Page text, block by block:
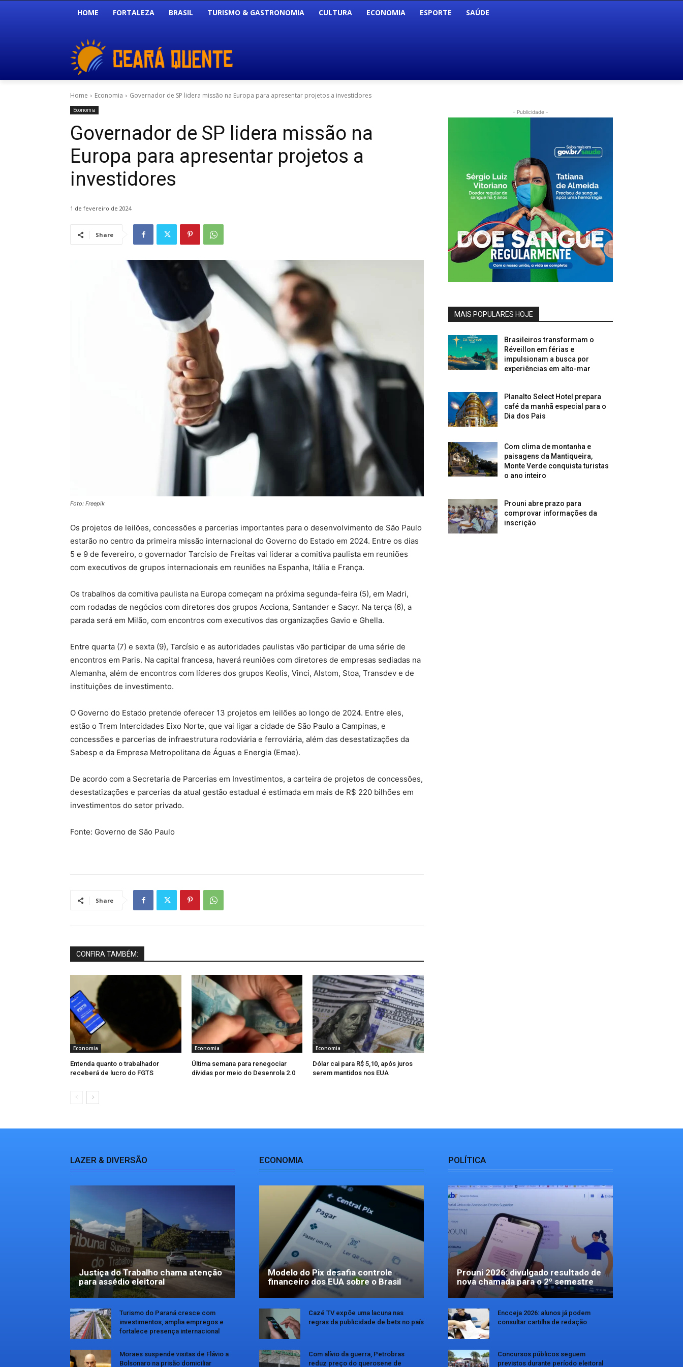
HOME FORTALEZA BRASIL TURISMO & GASTRONOMIA CULTURA ECONOMIA ESPORTE SAÚDE
Home Economia Governador de SP lidera missão na Europa para apresentar projetos a investidores
Economia
Governador de SP lidera missão na
Europa para apresentar projetos a
investidores
1 de fevereiro de 2024
Share
Foto: Freepik
Os projetos de leilões, concessões e parcerias importantes para o desenvolvimento de São Paulo
estarão no centro da primeira missão internacional do Governo do Estado em 2024. Entre os dias
5 e 9 de fevereiro, o governador Tarcísio de Freitas vai liderar a comitiva paulista em reuniões
com executivos de grupos internacionais em reuniões na Espanha, Itália e França.
Os trabalhos da comitiva paulista na Europa começam na próxima segunda-feira (5), em Madri,
com rodadas de negócios com diretores dos grupos Acciona, Santander e Sacyr. Na terça (6), a
parada será em Milão, com encontros com executivos das organizações Gavio e Ghella.
Entre quarta (7) e sexta (9), Tarcísio e as autoridades paulistas vão participar de uma série de
encontros em Paris. Na capital francesa, haverá reuniões com diretores de empresas sediadas na
Alemanha, além de encontros com líderes dos grupos Keolis, Vinci, Alstom, Stoa, Transdev e de
instituições de investimento.
O Governo do Estado pretende oferecer 13 projetos em leilões ao longo de 2024. Entre eles,
estão o Trem Intercidades Eixo Norte, que vai ligar a cidade de São Paulo a Campinas, e
concessões e parcerias de infraestrutura rodoviária e ferroviária, além das desestatizações da
Sabesp e da Empresa Metropolitana de Águas e Energia (Emae).
De acordo com a Secretaria de Parcerias em Investimentos, a carteira de projetos de concessões,
desestatizações e parcerias da atual gestão estadual é estimada em mais de R$ 220 bilhões em
investimentos do setor privado.
Fonte: Governo de São Paulo
Share
CONFIRA TAMBÉM:
Economia
Entenda quanto o trabalhador
receberá de lucro do FGTS
Economia
Última semana para renegociar
dívidas por meio do Desenrola 2.0
Economia
Dólar cai para R$ 5,10, após juros
serem mantidos nos EUA
- Publicidade -
MAIS POPULARES HOJE
Brasileiros transformam o
Réveillon em férias e
impulsionam a busca por
experiências em alto-mar
Planalto Select Hotel prepara
café da manhã especial para o
Dia dos Pais
Com clima de montanha e
paisagens da Mantiqueira,
Monte Verde conquista turistas
o ano inteiro
Prouni abre prazo para
comprovar informações da
inscrição
LAZER & DIVERSÃO
Justiça do Trabalho chama atenção
para assédio eleitoral
Turismo do Paraná cresce com
investimentos, amplia empregos e
fortalece presença internacional
Moraes suspende visitas de Flávio a
Bolsonaro na prisão domiciliar
ECONOMIA
Modelo do Pix desafia controle
financeiro dos EUA sobre o Brasil
Cazé TV expõe uma lacuna nas
regras da publicidade de bets no país
Com alívio da guerra, Petrobras
reduz preço do querosene de
POLÍTICA
Prouni 2026: divulgado resultado de
nova chamada para o 2º semestre
Encceja 2026: alunos já podem
consultar cartilha de redação
Concursos públicos seguem
previstos durante período eleitoral